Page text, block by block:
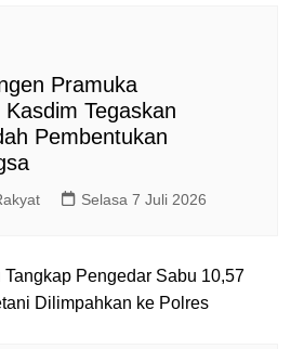
Pramuka
Tegaskan
Pembentukan
Selasa 7 Juli 2026